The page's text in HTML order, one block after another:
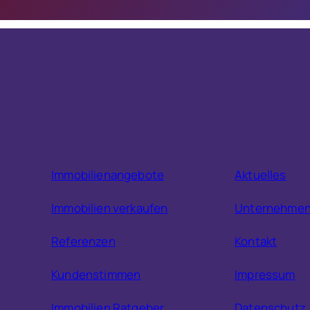
Immobilienangebote
Immobilien verkaufen
Referenzen
Kundenstimmen
Aktuelles
Kontakt
Impressum